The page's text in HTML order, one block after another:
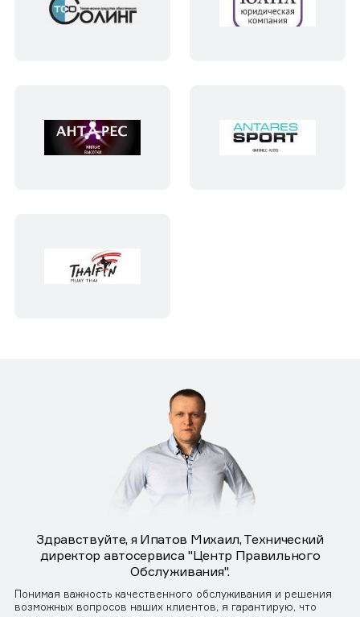
Здравствуйте, я Ипатов Михаил, Технический
директор автосервиса "Центр Правильного
Обслуживания".
Понимая важность качественного обслуживания и решения
возможных вопросов наших клиентов, я гарантирую, что